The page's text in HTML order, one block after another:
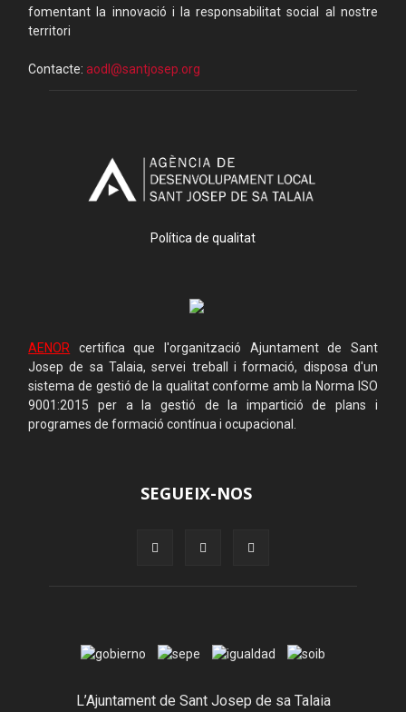
fomentant la innovació i la responsabilitat social al nostre
territori
Contacte:aodl@santjosep.org
Política de qualitat
AENOR certifica que l'organització Ajuntament de Sant
Josep de sa Talaia, servei treball i formació, disposa d'un
sistema de gestió de la qualitat conforme amb la Norma ISO
9001:2015 per a la gestió de la impartició de plans i
programes de formació contínua i ocupacional.
SEGUEIX-NOS
L’Ajuntament de Sant Josep de sa Talaia